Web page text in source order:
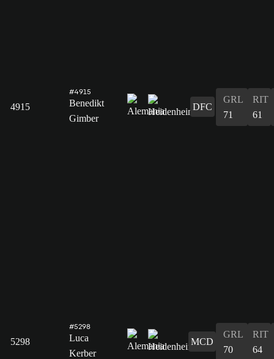
4915
#4915
Benedikt
Gimber
DFC
GRL
71
RIT
61
5298
#5298
Luca
Kerber
MCD
GRL
70
RIT
64